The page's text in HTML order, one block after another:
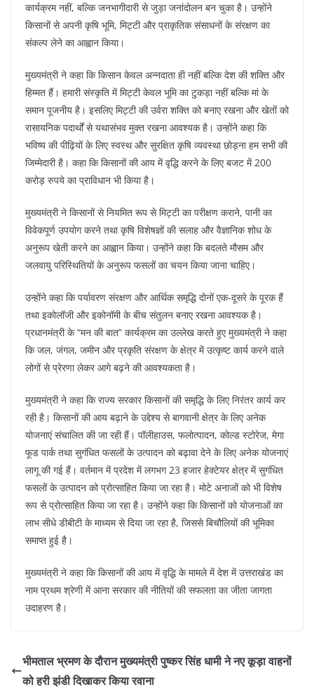
कार्यक्रम नहीं, बल्कि जनभागीदारी से जुड़ा जनांदोलन बन चुका है। उन्होंने
किसानों से अपनी कृषि भूमि, मिट्टी और प्राकृतिक संसाधनों के संरक्षण का
संकल्प लेने का आह्वान किया।
मुख्यमंत्री ने कहा कि किसान केवल अन्नदाता ही नहीं बल्कि देश की शक्ति और
हिम्मत हैं। हमारी संस्कृति में मिट्टी केवल भूमि का टुकड़ा नहीं बल्कि मां के
समान पूजनीय है। इसलिए मिट्टी की उर्वरा शक्ति को बनाए रखना और खेतों को
रासायनिक पदार्थों से यथासंभव मुक्त रखना आवश्यक है। उन्होंने कहा कि
भविष्य की पीढ़ियों के लिए स्वस्थ और सुरक्षित कृषि व्यवस्था छोड़ना हम सभी की
जिम्मेदारी है। कहा कि किसानों की आय में वृद्धि करने के लिए बजट में 200
करोड़ रुपये का प्राविधान भी किया है।
मुख्यमंत्री ने किसानों से नियमित रूप से मिट्टी का परीक्षण कराने, पानी का
विवेकपूर्ण उपयोग करने तथा कृषि विशेषज्ञों की सलाह और वैज्ञानिक शोध के
अनुरूप खेती करने का आह्वान किया। उन्होंने कहा कि बदलते मौसम और
जलवायु परिस्थितियों के अनुरूप फसलों का चयन किया जाना चाहिए।
उन्होंने कहा कि पर्यावरण संरक्षण और आर्थिक समृद्धि दोनों एक-दूसरे के पूरक हैं
तथा इकोलॉजी और इकोनॉमी के बीच संतुलन बनाए रखना आवश्यक है।
प्रधानमंत्री के “मन की बात” कार्यक्रम का उल्लेख करते हुए मुख्यमंत्री ने कहा
कि जल, जंगल, जमीन और प्रकृति संरक्षण के क्षेत्र में उत्कृष्ट कार्य करने वाले
लोगों से प्रेरणा लेकर आगे बढ़ने की आवश्यकता है।
मुख्यमंत्री ने कहा कि राज्य सरकार किसानों की समृद्धि के लिए निरंतर कार्य कर
रही है। किसानों की आय बढ़ाने के उद्देश्य से बागवानी क्षेत्र के लिए अनेक
योजनाएं संचालित की जा रही हैं। पॉलीहाउस, फलोत्पादन, कोल्ड स्टोरेज, मेगा
फूड पार्क तथा सुगंधित फसलों के उत्पादन को बढ़ावा देने के लिए अनेक योजनाएं
लागू की गई हैं। वर्तमान में प्रदेश में लगभग 23 हजार हेक्टेयर क्षेत्र में सुगंधित
फसलों के उत्पादन को प्रोत्साहित किया जा रहा है। मोटे अनाजों को भी विशेष
रूप से प्रोत्साहित किया जा रहा है। उन्होंने कहा कि किसानों को योजनाओं का
लाभ सीधे डीबीटी के माध्यम से दिया जा रहा है, जिससे बिचौलियों की भूमिका
समाप्त हुई है।
मुख्यमंत्री ने कहा कि किसानों की आय में वृद्धि के मामले में देश में उत्तराखंड का
नाम प्रथम श्रेणी में आना सरकार की नीतियों की सफलता का जीता जागता
उदाहरण है।
भीमताल भ्रमण के दौरान मुख्यमंत्री पुष्कर सिंह धामी ने नए कूड़ा वाहनों
को हरी झंडी दिखाकर किया रवाना